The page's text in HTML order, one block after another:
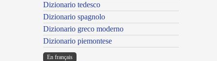
Dizionario tedesco
Dizionario spagnolo
Dizionario greco moderno
Dizionario piemontese
En français